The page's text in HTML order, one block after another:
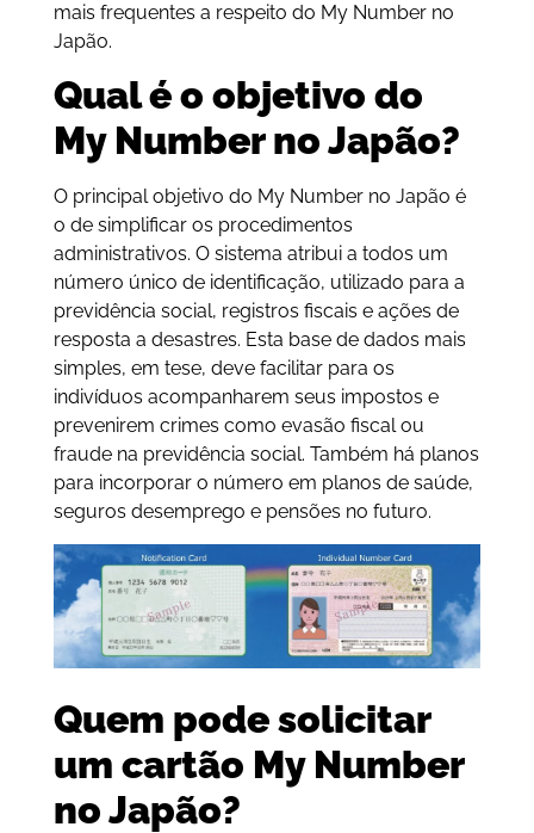
mais frequentes a respeito do My Number no
Japão.
Qual é o objetivo do
My Number no Japão?
O principal objetivo do My Number no Japão é
o de simplificar os procedimentos
administrativos. O sistema atribui a todos um
número único de identificação, utilizado para a
previdência social, registros fiscais e ações de
resposta a desastres. Esta base de dados mais
simples, em tese, deve facilitar para os
indivíduos acompanharem seus impostos e
prevenirem crimes como evasão fiscal ou
fraude na previdência social. Também há planos
para incorporar o número em planos de saúde,
seguros desemprego e pensões no futuro.
Quem pode solicitar
um cartão My Number
no Japão?